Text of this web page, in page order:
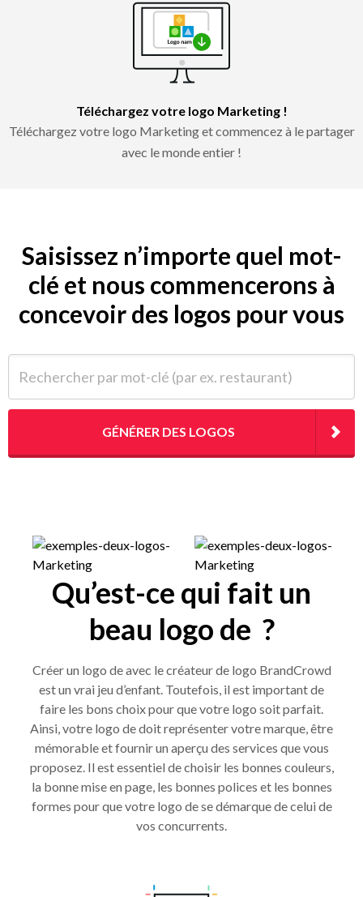
Téléchargez votre logo Marketing !
Téléchargez votre logo Marketing et commencez à le partager
avec le monde entier !
Saisissez n’importe quel mot-
clé et nous commencerons à
concevoir des logos pour vous
GÉNÉRER DES LOGOS
Qu’est-ce qui fait un
beau logo de ?
Créer un logo de avec le créateur de logo BrandCrowd
est un vrai jeu d’enfant. Toutefois, il est important de
faire les bons choix pour que votre logo soit parfait.
Ainsi, votre logo de doit représenter votre marque, être
mémorable et fournir un aperçu des services que vous
proposez. Il est essentiel de choisir les bonnes couleurs,
la bonne mise en page, les bonnes polices et les bonnes
formes pour que votre logo de se démarque de celui de
vos concurrents.